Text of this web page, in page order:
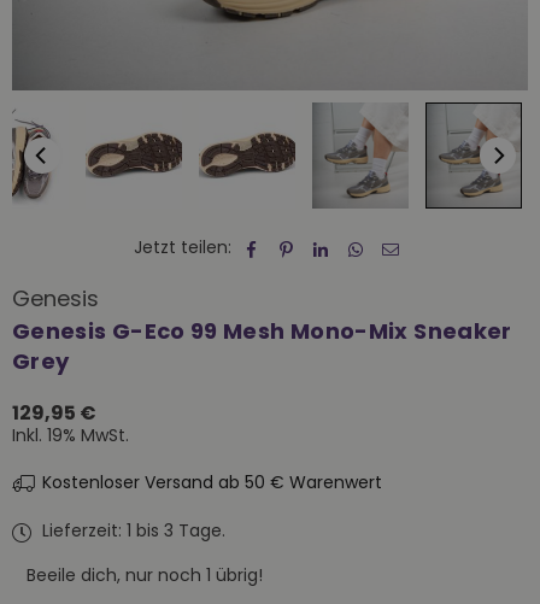
Jetzt teilen:
Genesis
Genesis G-Eco 99 Mesh Mono-Mix Sneaker
Grey
Normaler
Preis
129,95 €
Inkl. 19% MwSt.
Kostenloser Versand ab 50 € Warenwert
Lieferzeit: 1 bis 3 Tage.
Beeile dich, nur noch 1 übrig!